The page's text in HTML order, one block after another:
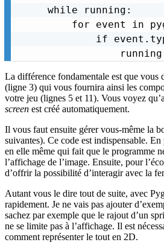
while running:
for event in
if
La différence fondamentale est que vous
(ligne 3) qui vous fournira ainsi les
votre jeu (lignes 5 et 11). Vous voyez
screen est créé automatiquement.
Il vous faut ensuite gérer vous-même la
suivantes). Ce code est indispensable.
en elle même qui fait que le programme
l’affichage de l’image. Ensuite, pour
d’offrir la possibilité d’interagir avec la
Autant vous le dire tout de suite, avec
rapidement. Je ne vais pas ajouter
sachez par exemple que le rajout d’un
ne se limite pas à l’affichage. Il est
comment représenter le tout en 2D.